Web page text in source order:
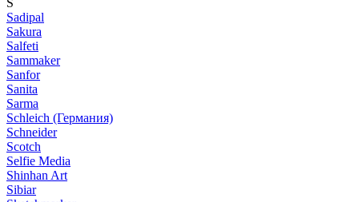
S
Sadipal
Sakura
Salfeti
Sammaker
Sanfor
Sanita
Sarma
Schleich (Германия)
Schneider
Scotch
Selfie Media
Shinhan Art
Sibiar